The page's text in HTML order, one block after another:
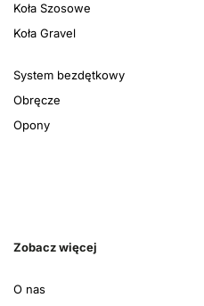
Koła Szosowe
Koła Gravel
System bezdętkowy
Obręcze
Opony
Zobacz więcej
O nas